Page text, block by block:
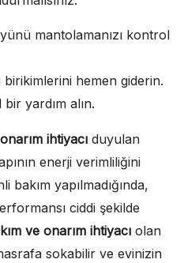
mantolamanızı kontrol
birikimlerini hemen giderin.
yardım alın.
ihtiyacı duyulan
enerji verimliliğini
bakım yapılmadığında,
ciddi şekilde
ve onarım ihtiyacı olan
sokabilir ve evinizin